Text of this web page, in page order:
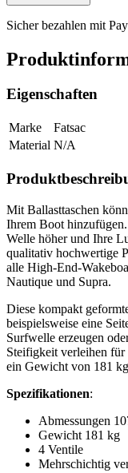
Sicher bezahlen mit
Eigenschaften
Marke
Fatsac
Material N/A
Mit Ballasttaschen
Ihrem Boot
Welle höher und Ihre
qualitativ hochwertige
alle High-End-
Nautique und Supra.
Diese kompakt
beispielsweise eine
Surfwelle erzeugen
Steifigkeit verleihen für
ein Gewicht von 181
Spezifikationen:
Abmessungen
Gewicht 181 kg
4 Ventile
Mehrschichtig